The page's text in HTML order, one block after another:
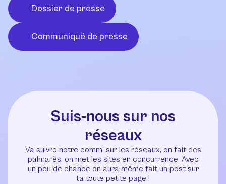
Dossier de presse
Communiqué de presse
Suis-nous sur nos
réseaux
Va suivre notre comm’ sur les réseaux, on fait des
palmarès, on met les sites en concurrence. Avec
un peu de chance on aura même fait un post sur
ta toute petite page !